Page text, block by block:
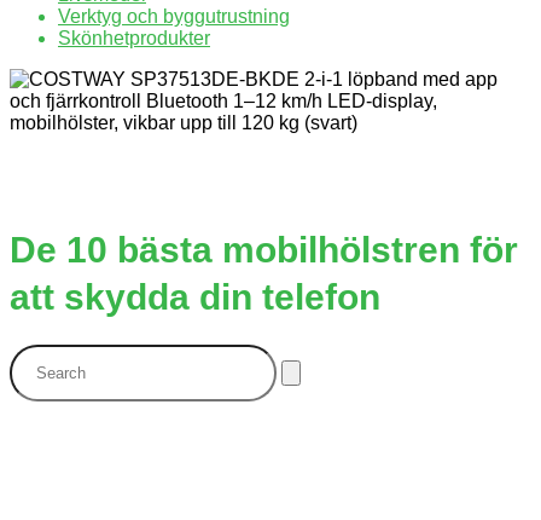
Verktyg och byggutrustning
Skönhetprodukter
De 10 bästa mobilhölstren för
att skydda din telefon